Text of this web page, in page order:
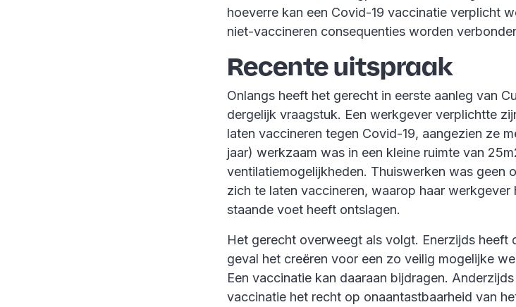
hoeverre kan een Covid-19 vaccinatie verplicht
niet-vaccineren consequenties worden
Recente uitspraak
Onlangs heeft het gerecht in eerste aanleg van
dergelijk vraagstuk. Een werkgever verplichtte
laten vaccineren tegen Covid-19, aangezien ze
jaar) werkzaam was in een kleine ruimte van
ventilatiemogelijkheden. Thuiswerken was geen
zich te laten vaccineren, waarop haar
staande voet heeft ontslagen.
Het gerecht overweegt als volgt. Enerzijds
geval het creëren voor een zo veilig mogelijke
Een vaccinatie kan daaraan bijdragen.
vaccinatie het recht op onaantastbaarheid van